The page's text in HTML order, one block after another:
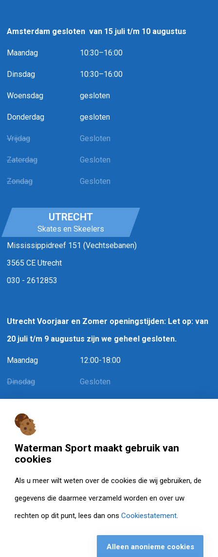
Waterman Sport maakt gebruik van
cookies
Als u meer wilt weten over de cookies die wij gebruiken, de
gegevens die daarmee verzameld worden en over uw
rechten op dit punt, lees dan ons Cookiestatement
Alleen anonieme cookies
Amsterdam gesloten van 15 juli t/m 10 augustus
Maandag 10:30–16:00
Dinsdag 10:30–16:00
Woensdag gesloten
Donderdag gesloten
Vrijdag Gesloten
Zaterdag Gesloten
Zondag Gesloten
UTRECHT
Skates en Skeelers
Mississippidreef 151 (Vechtsebanen)
3565 CE Utrecht
030 - 2612853
Utrecht Voorjaar en Zomer openingstijden: Let op: van
20 juli t/m 9 augustus zijn we geheel gesloten.
Maandag 12:00-18:00
Dinsdag Gesloten
Donderdag
Vrijdag Gesloten